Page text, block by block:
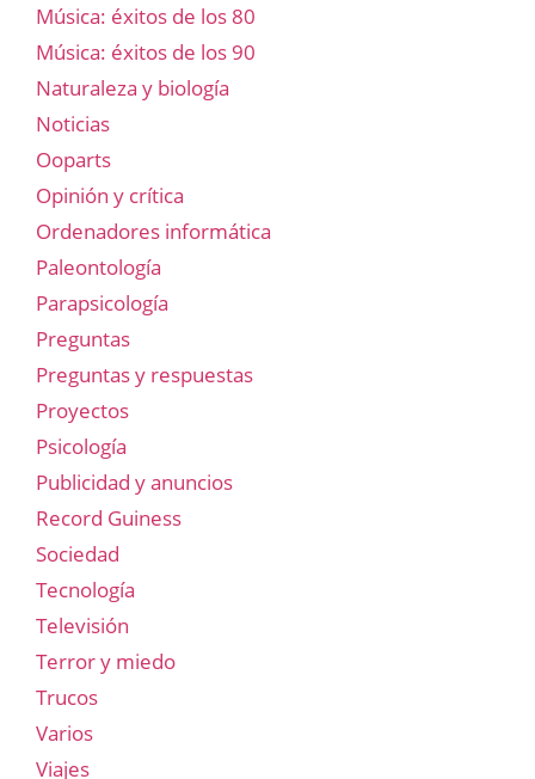
Música: éxitos de los 80
Música: éxitos de los 90
Naturaleza y biología
Noticias
Ooparts
Opinión y crítica
Ordenadores informática
Paleontología
Parapsicología
Preguntas
Preguntas y respuestas
Proyectos
Psicología
Publicidad y anuncios
Record Guiness
Sociedad
Tecnología
Televisión
Terror y miedo
Trucos
Varios
Viajes